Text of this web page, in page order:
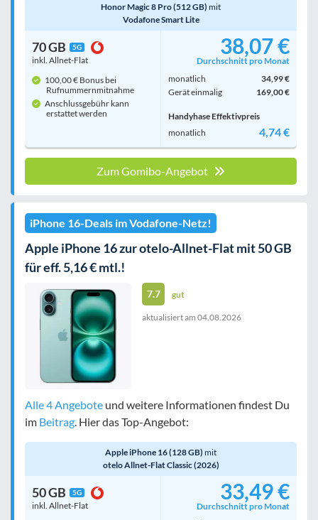
Honor Magic 8 Pro (512 GB) mit
Vodafone Smart Lite
70 GB 5G
inkl. Allnet-Flat
100,00 € Bonus bei
Rufnummern­mitnahme
Anschlussgebühr kann
erstattet werden
38,07 €
Durchschnitt pro Monat
monatlich
34,99 €
Gerät einmalig
169,00 €
Handyhase Effektivpreis
monatlich
4,74 €
Zum Gomibo-Angebot
iPhone 16-Deals im Vodafone-Netz!
Apple iPhone 16 zur otelo-Allnet-Flat mit 50 GB
für eff. 5,16 € mtl.!
7.7 gut
aktualisiert am 04.08.2026
Alle 4 Angebote und weitere Informationen findest Du
im Beitrag . Hier das Top-Angebot:
Apple iPhone 16 (128 GB) mit
otelo Allnet-Flat Classic (2026)
50 GB 5G
inkl. Allnet-Flat
33,49 €
Durchschnitt pro Monat